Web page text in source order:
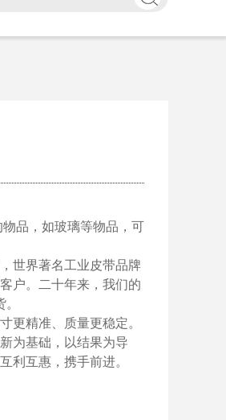
品，如玻璃等物品，可
世界著名工业皮带品牌
户。二十年来，我们的
更精准、质量更稳定。
为基础，以结果为导
利互惠，携手前进。